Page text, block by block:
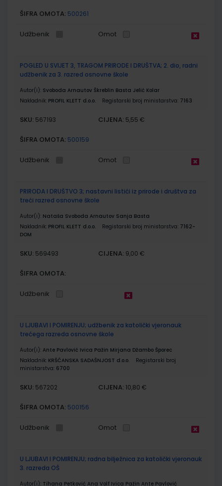
ŠIFRA OMOTA: 500261
Udžbenik Omot
POGLED U SVIJET 3, TRAGOM PRIRODE I DRUŠTVA; 2. dio, radni
udžbenik za 3. razred osnovne škole
Autor(i): Svoboda Arnautov Škreblin Basta Jelić Kolar
Nakladnik: PROFIL KLETT d.o.o. Registarski broj ministarstva: 7163
SKU: 567193 CIJENA: 5,55 €
ŠIFRA OMOTA: 500159
Udžbenik Omot
PRIRODA I DRUŠTVO 3; nastavni listići iz prirode i društva za
treći razred osnovne škole
Autor(i): Nataša Svoboda Arnautov Sanja Basta
Nakladnik: PROFIL KLETT d.o.o. Registarski broj ministarstva: 7162-
DOM
SKU: 569493 CIJENA: 9,00 €
ŠIFRA OMOTA:
Udžbenik
U LJUBAVI I POMIRENJU; udžbenik za katolički vjeronauk
trećega razreda osnovne škole
Autor(i): Ante Pavlović Ivica Pažin Mirjana Džambo Šporec
Nakladnik: KRŠĆANSKA SADAŠNJOST d.o.o.
Registarski broj
ministarstva: 6700
SKU: 567202 CIJENA: 10,80 €
ŠIFRA OMOTA: 500156
Udžbenik Omot
U LJUBAVI I POMIRENJU; radna bilježnica za katolički vjeronauk
3. razreda OŠ
Autor(i): Tihana Petković Ana Volf Ivica Pažin Ante Pavlović